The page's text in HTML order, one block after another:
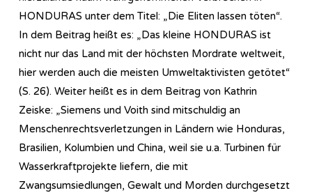
HONDURAS unter dem Titel: „Die Eliten lassen töten“.
In dem Beitrag heißt es: „Das kleine HONDURAS ist
nicht nur das Land mit der höchsten Mordrate weltweit,
hier werden auch die meisten Umweltaktivisten getötet“
(S. 26). Weiter heißt es in dem Beitrag von Kathrin
Zeiske: „Siemens und Voith sind mitschuldig an
Menschen­rechts­ver­letz­ungen in Ländern wie Honduras,
Brasilien, Kolumbien und China, weil sie u.a. Turbinen für
Wasserkraftprojekte liefern, die mit
Zwangsumsiedlungen, Gewalt und Morden durchgesetzt